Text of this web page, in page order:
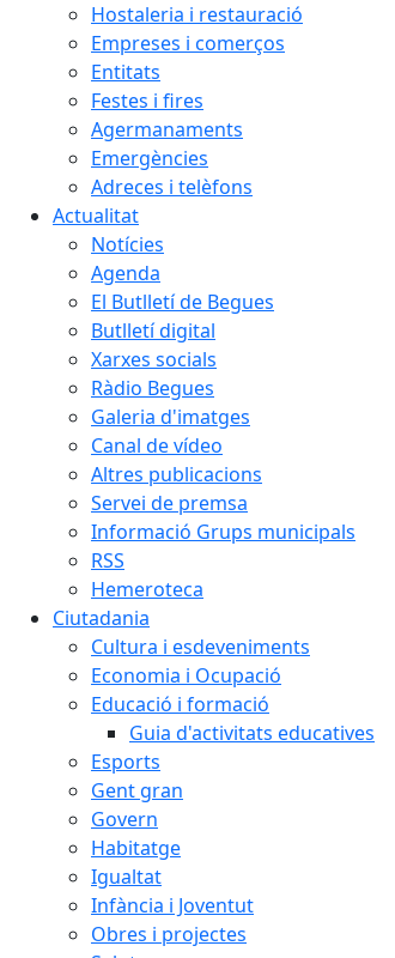
Hostaleria i restauració
Empreses i comerços
Entitats
Festes i fires
Agermanaments
Emergències
Adreces i telèfons
Actualitat
Notícies
Agenda
El Butlletí de Begues
Butlletí digital
Xarxes socials
Ràdio Begues
Galeria d'imatges
Canal de vídeo
Altres publicacions
Servei de premsa
Informació Grups municipals
RSS
Hemeroteca
Ciutadania
Cultura i esdeveniments
Economia i Ocupació
Educació i formació
Guia d'activitats educatives
Esports
Gent gran
Govern
Habitatge
Igualtat
Infància i Joventut
Obres i projectes